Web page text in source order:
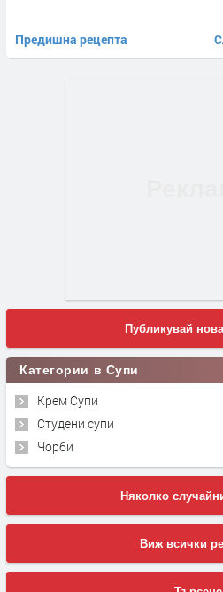
Предишна рецепта
Публикувай
Категории в Супи
Крем Супи
Студени супи
Чорби
Няколко
Виж всички